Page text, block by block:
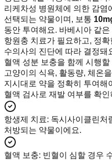
리케차성 병원체에 의한 감염
선택되는 약물이며, 보통
동안 투여해요. 바베시아 같
항원충 치료가 필요하고, 정확
수의사의 진단에 따라 결정돼
혈액 성분 보충을 함께 시행
고양이의 식욕, 활동량, 체온
지시대로 약을 정확히 투여해
혈액 검사로 재발 여부를 확
항생제 치료: 독시사이클린처
처방되는 약물이에요.
혈액 보충: 빈혈이 심할 경우